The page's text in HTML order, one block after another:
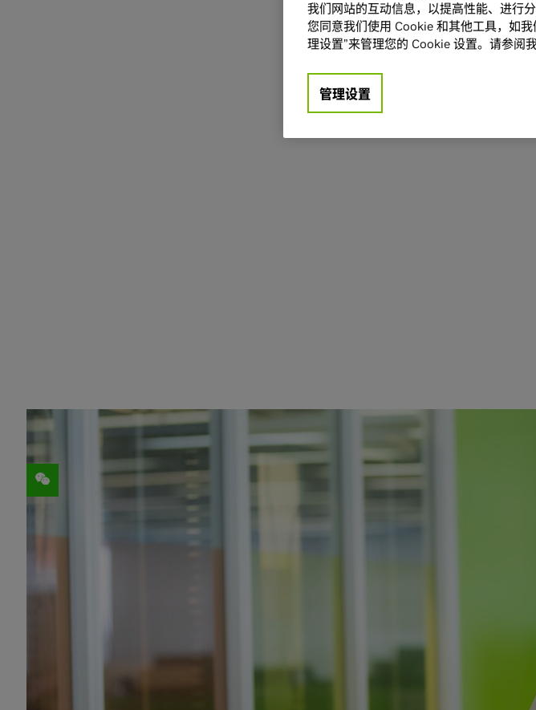
Kazuki Onodera 从小就喜欢在电子游戏厅里制定游戏策略。他从未想过
NVIDIA Kaggle Grandmaster （KGMoN）的参赛选手。
Kaggle 是世界机器学习锦标赛，该赛事为数据科学家提供了一个能够通
Onodera 现任 NVIDIA 高级深度学习科学家，他在 2015 年以金融顾问的
模型时首次了解到了 Kaggle。为了练习数据建模，他抱着娱乐的心态参加
Onodera 在四年里获得了五枚金牌，成为了一名 Grandmaster。社区中
我们网站的互动信息，以提高性能、进行
您同意我们使用 Cookie 和其他工具，如我
理设置”来管理您的 Cookie 设置。请参阅
管理设置